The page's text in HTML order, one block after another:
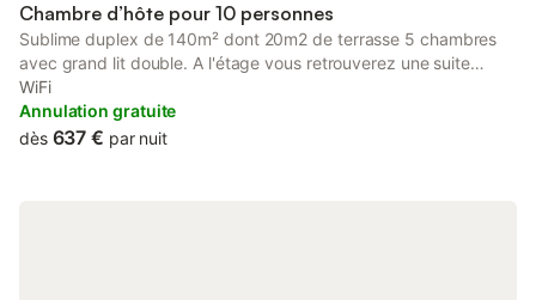
Chambre d’hôte pour 10 personnes
Sublime duplex de 140m² dont 20m2 de terrasse 5 chambres
avec grand lit double. A l'étage vous retrouverez une suite
parentale avec baignoire jaccuzzi . Ensoleillement et sérénité à
proximité du Suquet, de la Croisette, de la plage et du Palais
des Festivals. Meublé et équipé pour un confort optimal dans
WiFi
Annulation gratuite
dès 637 € par nuit